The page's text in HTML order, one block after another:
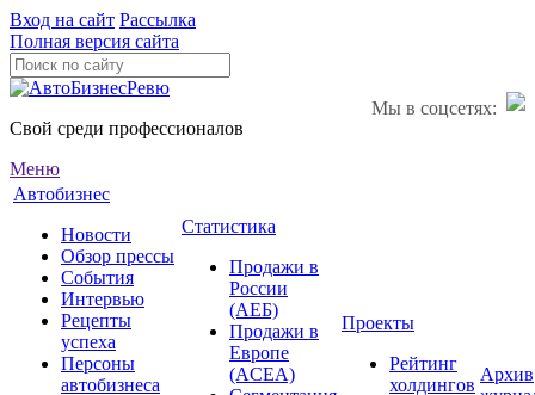
Вход на сайт Рассылка
Полная версия сайта
Мы в соцсетях:
Свой среди профессионалов
Меню
Автобизнес
Новости
Обзор прессы
События
Интервью
Рецепты
успеха
Персоны
автобизнеса
Статистика
Продажи в
России
(АЕБ)
Продажи в
Европе
(ACEA)
Проекты
Рейтинг
холдингов
Архив